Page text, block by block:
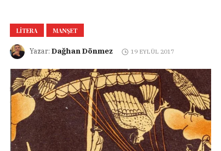
LITERA MANŞET
Yazar: Dağhan Dönmez 19 EYLÜL 2017